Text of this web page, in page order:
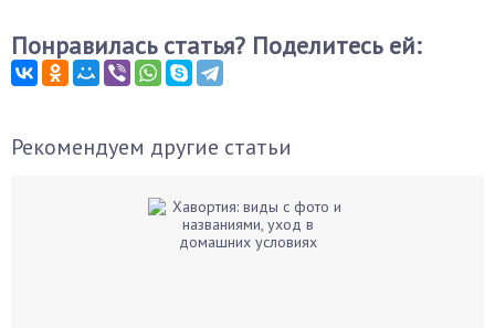
Понравилась статья? Поделитесь ей:
Рекомендуем другие статьи